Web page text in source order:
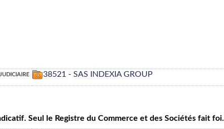
38521 - SAS INDEXIA GROUP
Seul le Registre du Commerce et des Sociétés fait foi.